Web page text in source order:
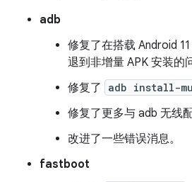
adb
修复了在搭载 Android
退到非增量 APK 安装的
修复了
adb install-
修复了更多与 adb 无线
改进了一些错误消息。
fastboot